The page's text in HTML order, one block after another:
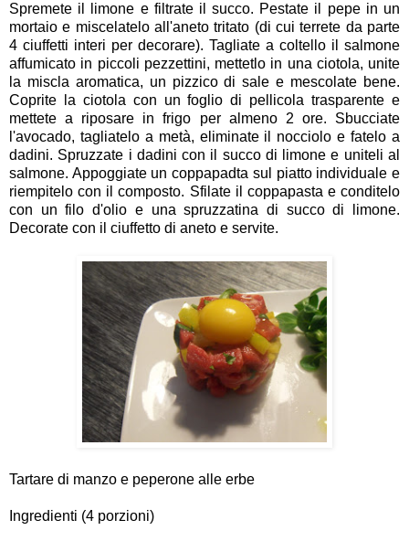
Spremete il limone e filtrate il succo. Pestate il pepe in un
mortaio e miscelatelo all'aneto tritato (di cui terrete da parte
4 ciuffetti interi per decorare). Tagliate a coltello il salmone
affumicato in piccoli pezzettini, mettetlo in una ciotola, unite
la miscla aromatica, un pizzico di sale e mescolate bene.
Coprite la ciotola con un foglio di pellicola trasparente e
mettete a riposare in frigo per almeno 2 ore. Sbucciate
l'avocado, tagliatelo a metà, eliminate il nocciolo e fatelo a
dadini. Spruzzate i dadini con il succo di limone e uniteli al
salmone. Appoggiate un coppapadta sul piatto individuale e
riempitelo con il composto. Sfilate il coppapasta e conditelo
con un filo d'olio e una spruzzatina di succo di limone.
Decorate con il ciuffetto di aneto e servite.
Tartare di manzo e peperone alle erbe
Ingredienti (4 porzioni)